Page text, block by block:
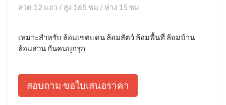
ลวด 12 แถว / สูง 165 ซม / ห่าง 15 ซม
เหมาะสำหรับ ล้อมเขตแดน ล้อมสัตว์ ล้อมพื้นที่ ล้อมบ้าน
ล้อมสวน กันคนบุกรุก
สอบถาม ขอใบเสนอราคา